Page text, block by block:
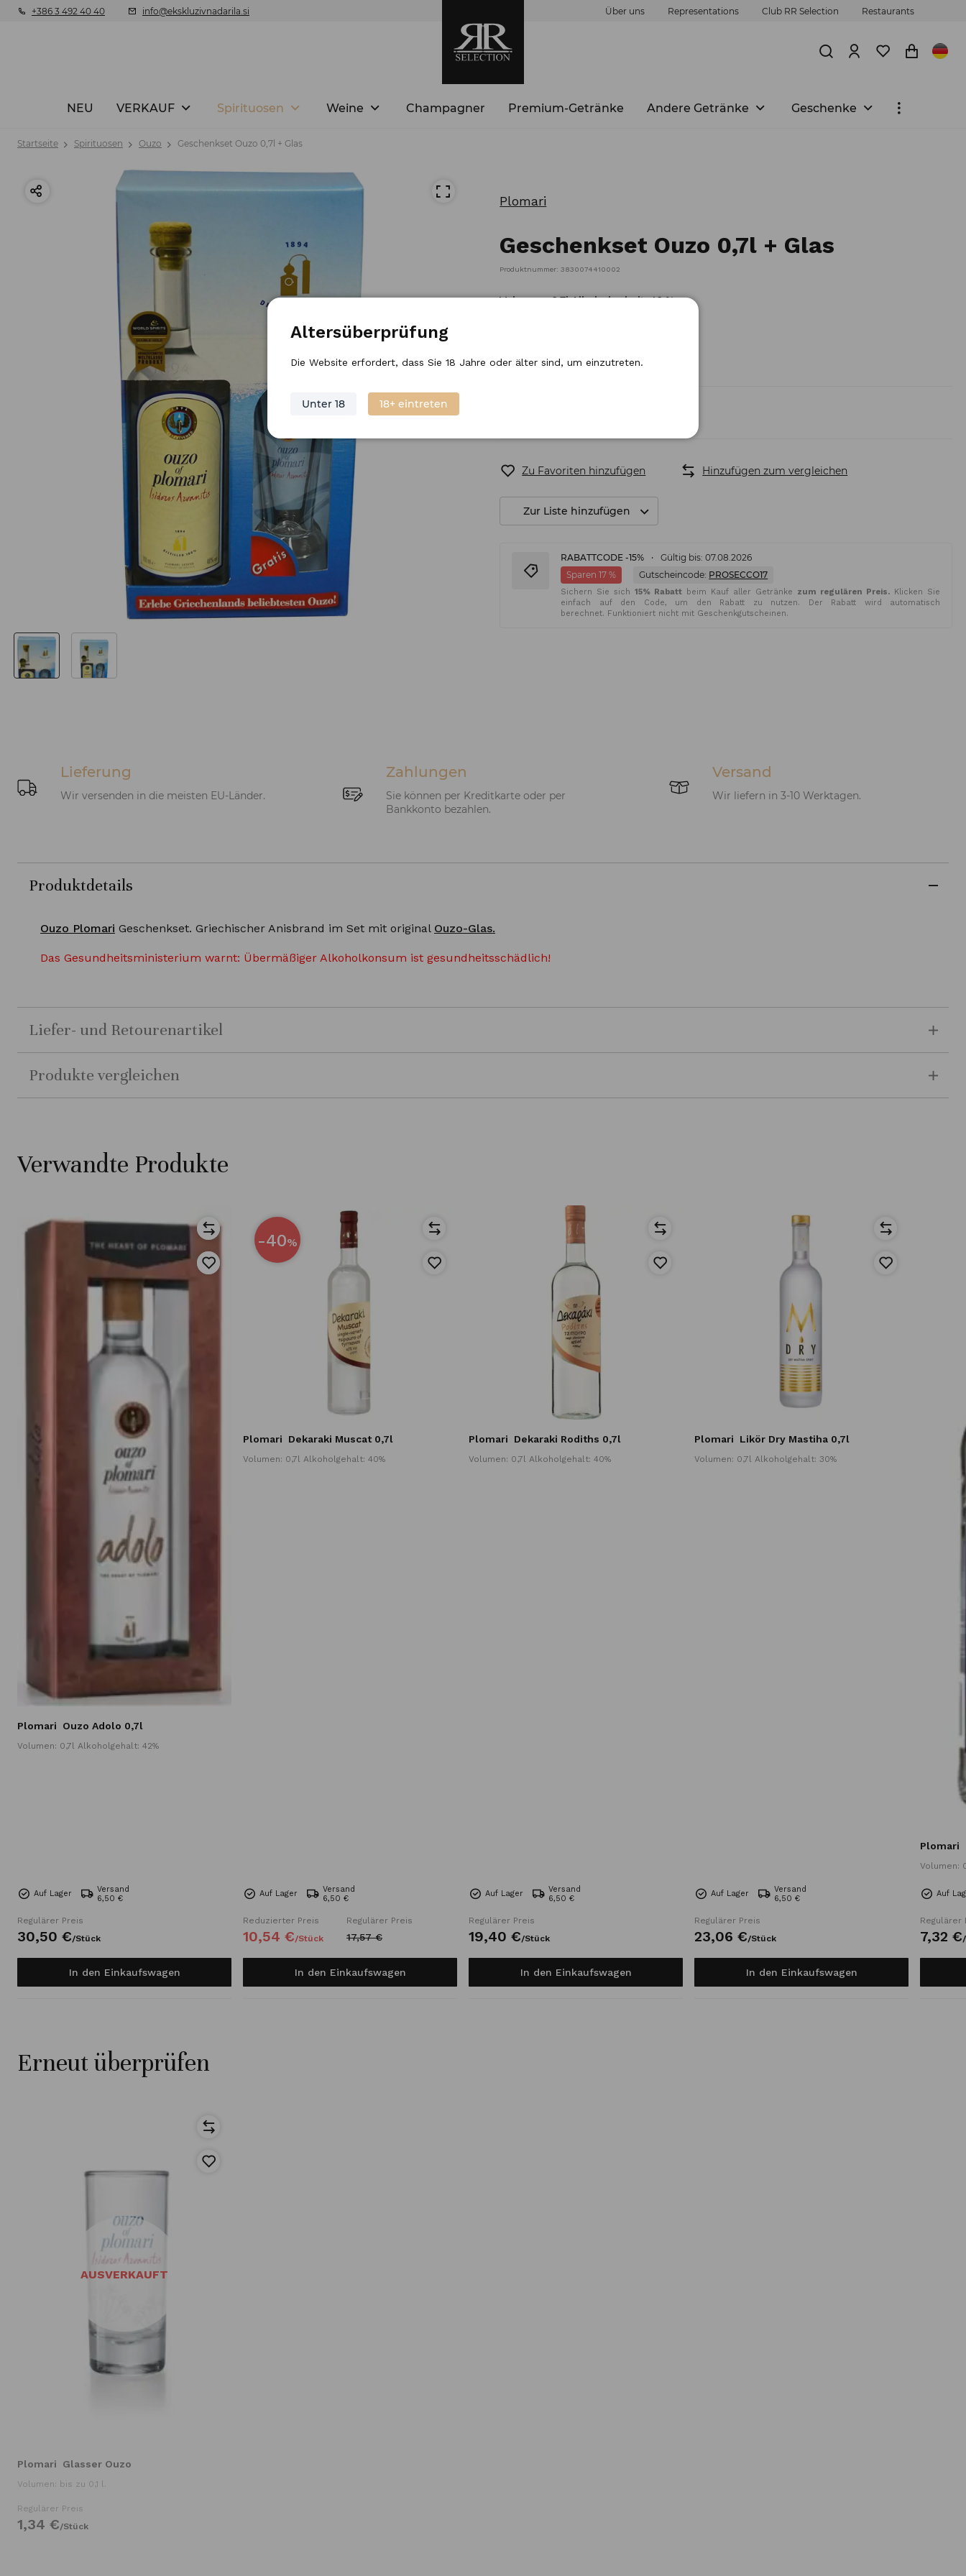
+386 3 492 40 40 info@ekskluzivnadarila.si Über uns Representations Club RR Selection Restaurants
NEU VERKAUF Spirituosen Weine Champagner Premium-Getränke Andere Getränke Geschenke
Startseite Spirituosen Ouzo Geschenkset Ouzo 0,7l + Glas
Plomari
Geschenkset Ouzo 0,7l + Glas
Produktnummer: 3830074410002
Volumen: 0,7l Alkoholgehalt: 40 %
16, 47 Stück
Zu Favoriten hinzufügen Hinzufügen zum vergleichen
Zur Liste hinzufügen
RABATTCODE -15%
Gültig bis: 07.08.2026
Sparen 17 %
Gutscheincode: PROSECCO17
Sichern Sie sich15% Rabatt beim Kauf aller Getränke zum regulären Preis. Klicken Sie
einfach auf den Code, um den Rabatt zu nutzen. Der Rabatt wird automatisch
berechnet. Funktioniert nicht mit Geschenkgutscheinen.
Lieferung
Wir versenden in die meisten EU-Länder.
Zahlungen
Sie können per Kreditkarte oder per
Bankkonto bezahlen.
Versand
Wir liefern in 3-10 Werktagen.
Produktdetails
Ouzo Plomari Geschenkset. Griechischer Anisbrand im Set mit original Ouzo-Glas.
Das Gesundheitsministerium warnt: Übermäßiger Alkoholkonsum ist gesundheitsschädlich!
Liefer- und Retourenartikel
Produkte vergleichen
Verwandte Produkte
Plomari Ouzo Adolo 0,7l
Volumen: 0,7l Alkoholgehalt: 42%
Auf Lager
Versand
6,50 €
Regulärer Preis
30,50 €/Stück
In den Einkaufswagen
-40%
Plomari Dekaraki Muscat 0,7l
Volumen: 0,7l Alkoholgehalt: 40%
Auf Lager
Versand
6,50 €
Reduzierter Preis
10,54 €/Stück
Regulärer Preis
17,57 €
In den Einkaufswagen
Plomari Dekaraki Rodiths 0,7l
Volumen: 0,7l Alkoholgehalt: 40%
Auf Lager
Versand
6,50 €
Regulärer Preis
19,40 €/Stück
In den Einkaufswagen
Plomari Likör Dry Mastiha 0,7l
Volumen: 0,7l Alkoholgehalt: 30%
Auf Lager
Versand
6,50 €
Regulärer Preis
23,06 €/Stück
In den Einkaufswagen
Plomari
Volumen:
Auf
Regulärer
7,32 €/
Erneut überprüfen
AUSVERKAUFT
Plomari Glasser Ouzo
Volumen: bis zu 0,1 l.
Regulärer Preis
1,34 €/Stück
Altersüberprüfung
Die Website erfordert, dass Sie 18 Jahre oder älter sind, um einzutreten.
Unter 18 18+ eintreten